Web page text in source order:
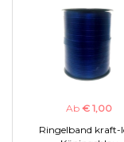
Ab € 1,00
Ringelband kraft-